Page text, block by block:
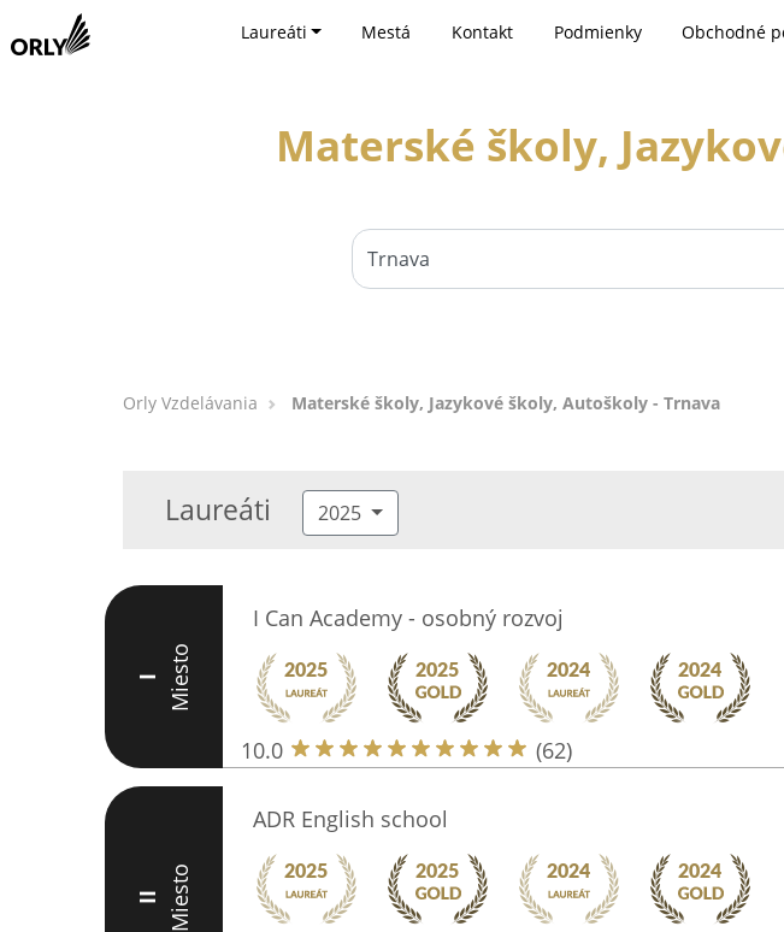
Laureáti Mestá Kontakt Podmienky Obchodné
Materské školy,
Orly Vzdelávania Materské školy, Jazykové školy, Autoškoly - Trnava
Laureáti 2025
I Miesto
I Can Academy - osobný rozvoj
10.0 (62)
II Miesto
ADR English school